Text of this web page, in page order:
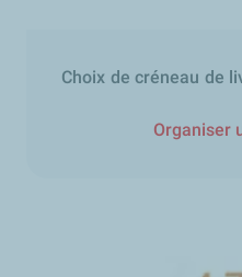
Choix de créneau de
Organiser